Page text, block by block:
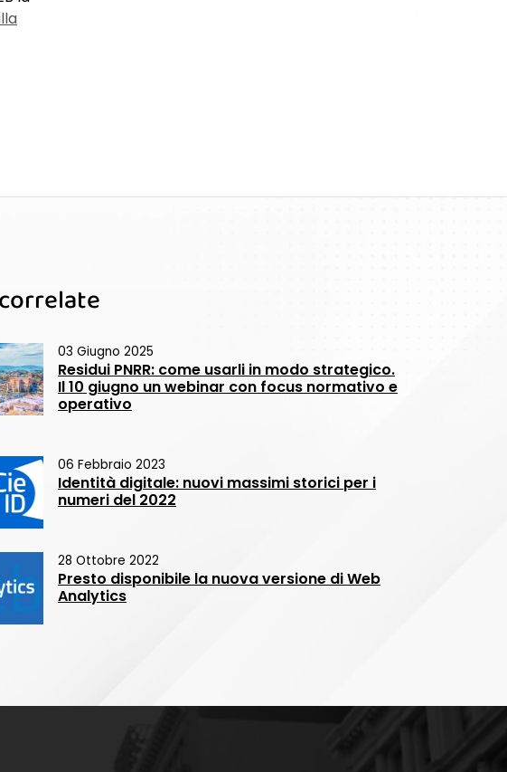
03 Giugno 2025
Residui PNRR: come usarli in modo strategico.
Il 10 giugno un webinar con focus normativo e
operativo
06 Febbraio 2023
Identità digitale: nuovi massimi storici per i
numeri del 2022
28 Ottobre 2022
Presto disponibile la nuova versione di Web
Analytics